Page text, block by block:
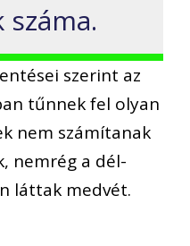
szerint az
tűnnek fel olyan
nem számítanak
nemrég a dél-
láttak medvét.